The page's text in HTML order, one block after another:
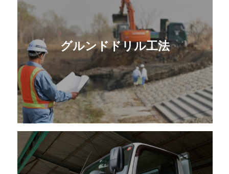
グルンドドリル工法